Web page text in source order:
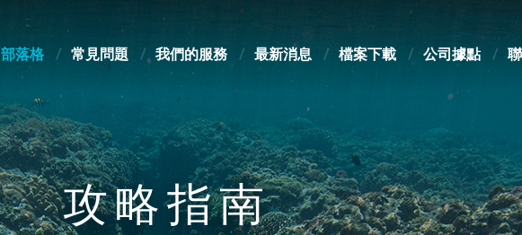
部落格 常見問題 我們的服務 最新消息 檔案下載 公司據點
攻略指南